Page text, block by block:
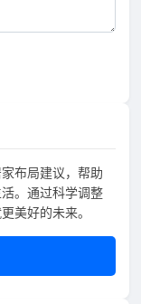
布局建议，帮助
。通过科学调整
美好的未来。